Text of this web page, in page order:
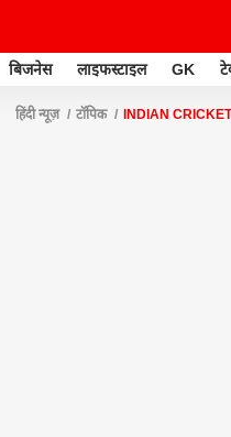
बिजनेस लाइफस्टाइल GK
हिंदी न्यूज़ टॉपिक INDIAN